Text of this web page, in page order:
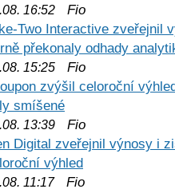
16:52 Fio
Two Interactive zveřejnil
překonaly odhady
15:25 Fio
zvýšil celoroční
smíšené
13:39 Fio
Digital zveřejnil výnosy i
výhled
11:17Fio